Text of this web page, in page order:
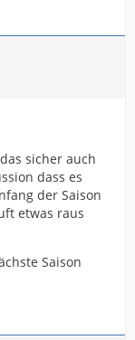
sicher auch
dass es
der Saison
etwas raus
Saison